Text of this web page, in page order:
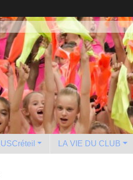
USCréteil LA VIE DU CLUB